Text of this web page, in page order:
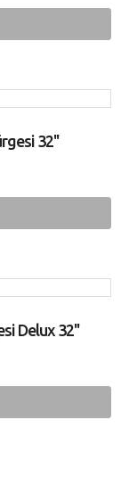
32''
Delux 32''